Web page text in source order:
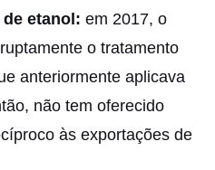
etanol: em 2017, o
o tratamento
anteriormente aplicava
não tem oferecido
às exportações de